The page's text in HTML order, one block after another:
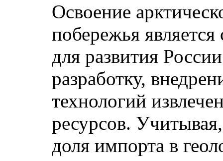
Освоение
побережья
для развития
разработку,
технологий
ресурсов.
доля импорта в